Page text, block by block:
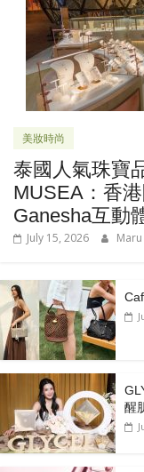
美妝時尚
泰國人氣珠寶
MUSEA：香
Ganesha互動
July 15, 2026 Maru
醒